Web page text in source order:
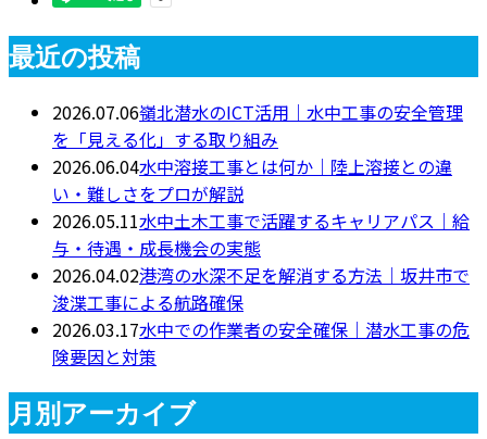
最近の投稿
2026.07.06嶺北潜水のICT活用｜水中工事の安全管理
を「見える化」する取り組み
2026.06.04水中溶接工事とは何か｜陸上溶接との違
い・難しさをプロが解説
2026.05.11水中土木工事で活躍するキャリアパス｜給
与・待遇・成長機会の実態
2026.04.02港湾の水深不足を解消する方法｜坂井市で
浚渫工事による航路確保
2026.03.17水中での作業者の安全確保｜潜水工事の危
険要因と対策
月別アーカイブ